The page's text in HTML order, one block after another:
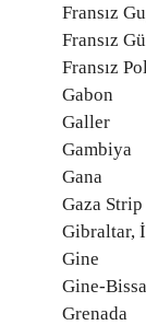
Fransız
Fransız
Fransız
Gabon
Galler
Gambiya
Gana
Gaza Strip
Gibraltar,
Gine
Gine-
Grenada